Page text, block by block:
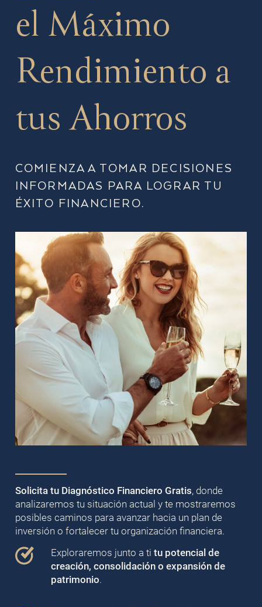
el Máximo
Rendimiento a
tus Ahorros
COMIENZA A TOMAR DECISIONES
INFORMADAS PARA LOGRAR TU
ÉXITO FINANCIERO.
Solicita tu Diagnóstico Financiero Gratis, donde
analizaremos tu situación actual y te mostraremos
posibles caminos para avanzar hacia un plan de
inversión o fortalecer tu organización financiera.
Exploraremos junto a ti tu potencial de
creación, consolidación o expansión de
patrimonio.